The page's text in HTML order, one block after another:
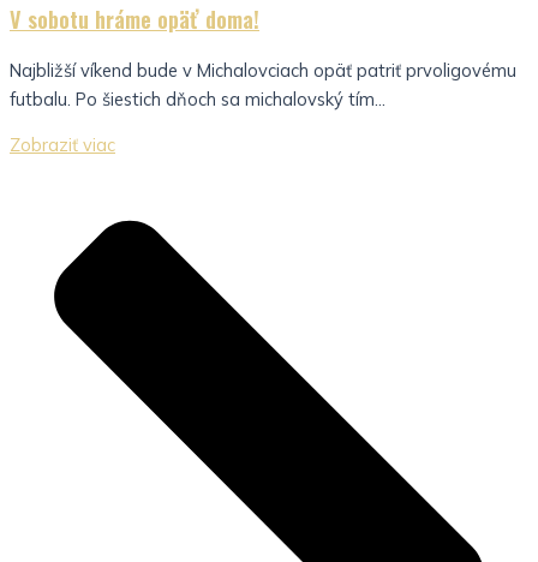
V sobotu hráme opäť doma!
Najbližší víkend bude v Michalovciach opäť patriť prvoligovému
futbalu. Po šiestich dňoch sa michalovský tím...
Zobraziť viac